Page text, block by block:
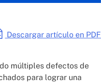
Descargar artículo en PDF
múltiples defectos de
para lograr una